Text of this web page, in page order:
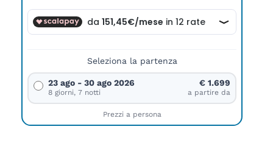
Seleziona la partenza
23 ago - 30 ago 2026
8 giorni, 7 notti
€ 1.699
a partire da
Prezzi a persona